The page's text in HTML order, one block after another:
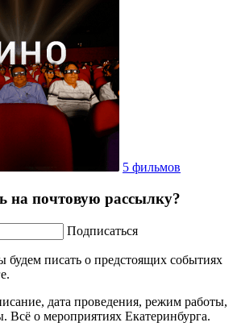
5 фильмов
на почтовую рассылку?
Подписаться
будем писать о предстоящих событиях
дата проведения, режим работы,
Всё о мероприятиях Екатеринбурга.